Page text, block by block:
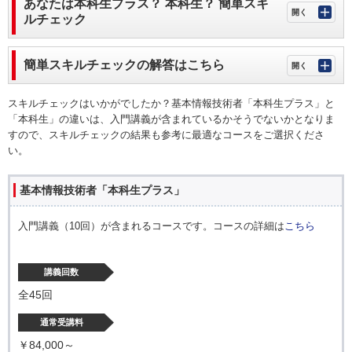
あなたは本科生プラス？ 本科生？ 簡単スキ
ルチェック
簡単スキルチェックの解答はこちら
スキルチェックはいかがでしたか？基本情報技術者「本科生プラス」と
「本科生」の違いは、入門講義が含まれているかそうでないかとなりま
すので、スキルチェックの結果も参考に最適なコースをご選択くださ
い。
基本情報技術者「本科生プラス」
入門講義（10回）が含まれるコースです。コースの詳細は こちら
講義回数
全45回
通常受講料
￥84,000～